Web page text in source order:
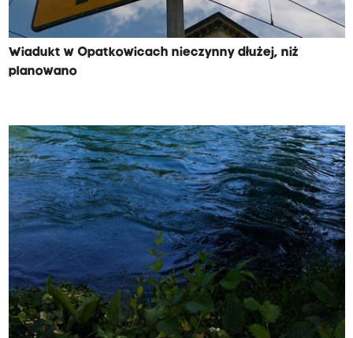
Wiadukt w Opatkowicach nieczynny dłużej, niż
planowano